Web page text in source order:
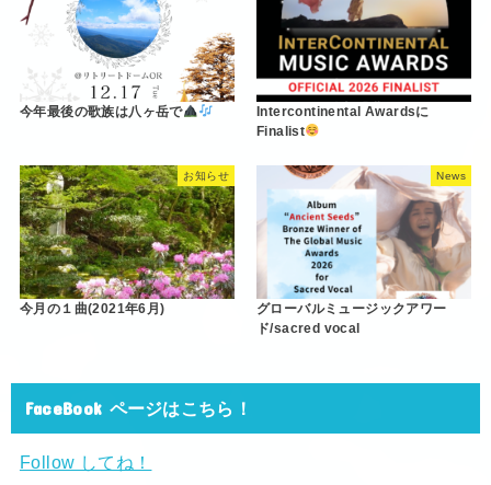
今年最後の歌族は八ヶ岳で
Intercontinental Awardsに
Finalist
お知らせ
今月の１曲(2021年6月)
News
グローバルミュージックアワー
ド/sacred vocal
FaceBook ページはこちら！
Follow してね！